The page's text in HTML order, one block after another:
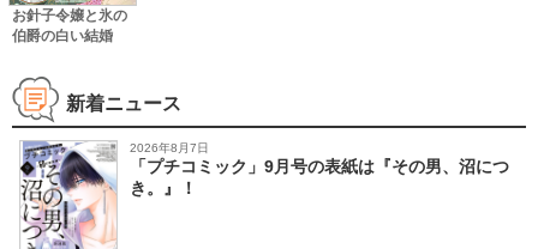
お針子令嬢と氷の
伯爵の白い結婚
新着ニュース
2026年8月7日
「プチコミック」9月号の表紙は『その男、沼につ
き。』！